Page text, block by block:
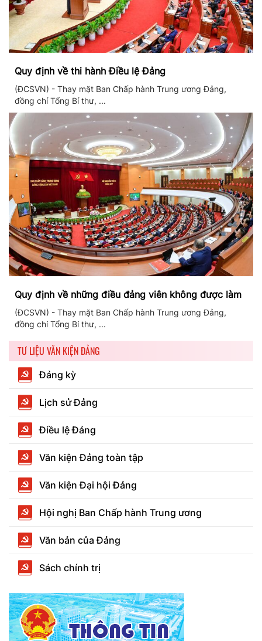
Quy định về thi hành Điều lệ Đảng
(ĐCSVN) - Thay mặt Ban Chấp hành Trung ương Đảng,
đồng chí Tổng Bí thư, ...
Quy định về những điều đảng viên không được làm
(ĐCSVN) - Thay mặt Ban Chấp hành Trung ương Đảng,
đồng chí Tổng Bí thư, ...
TƯ LIỆU VĂN KIỆN ĐẢNG
Đảng kỳ
Lịch sử Đảng
Điều lệ Đảng
Văn kiện Đảng toàn tập
Văn kiện Đại hội Đảng
Hội nghị Ban Chấp hành Trung ương
Văn bản của Đảng
Sách chính trị